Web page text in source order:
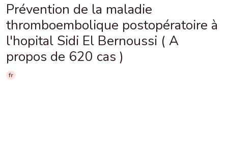
Prévention de la maladie
thromboembolique postopératoire à
l'hopital Sidi El Bernoussi ( A
propos de 620 cas )
fr